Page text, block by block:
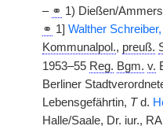
– ⚭ 1) Dießen/
⚭ 1] Walther
Kommunalpol., preuß.
1953–55 Reg. Bgm. v.
Berliner
Lebensgefährtin, Td.
Halle/Saale, Dr. iur., RA